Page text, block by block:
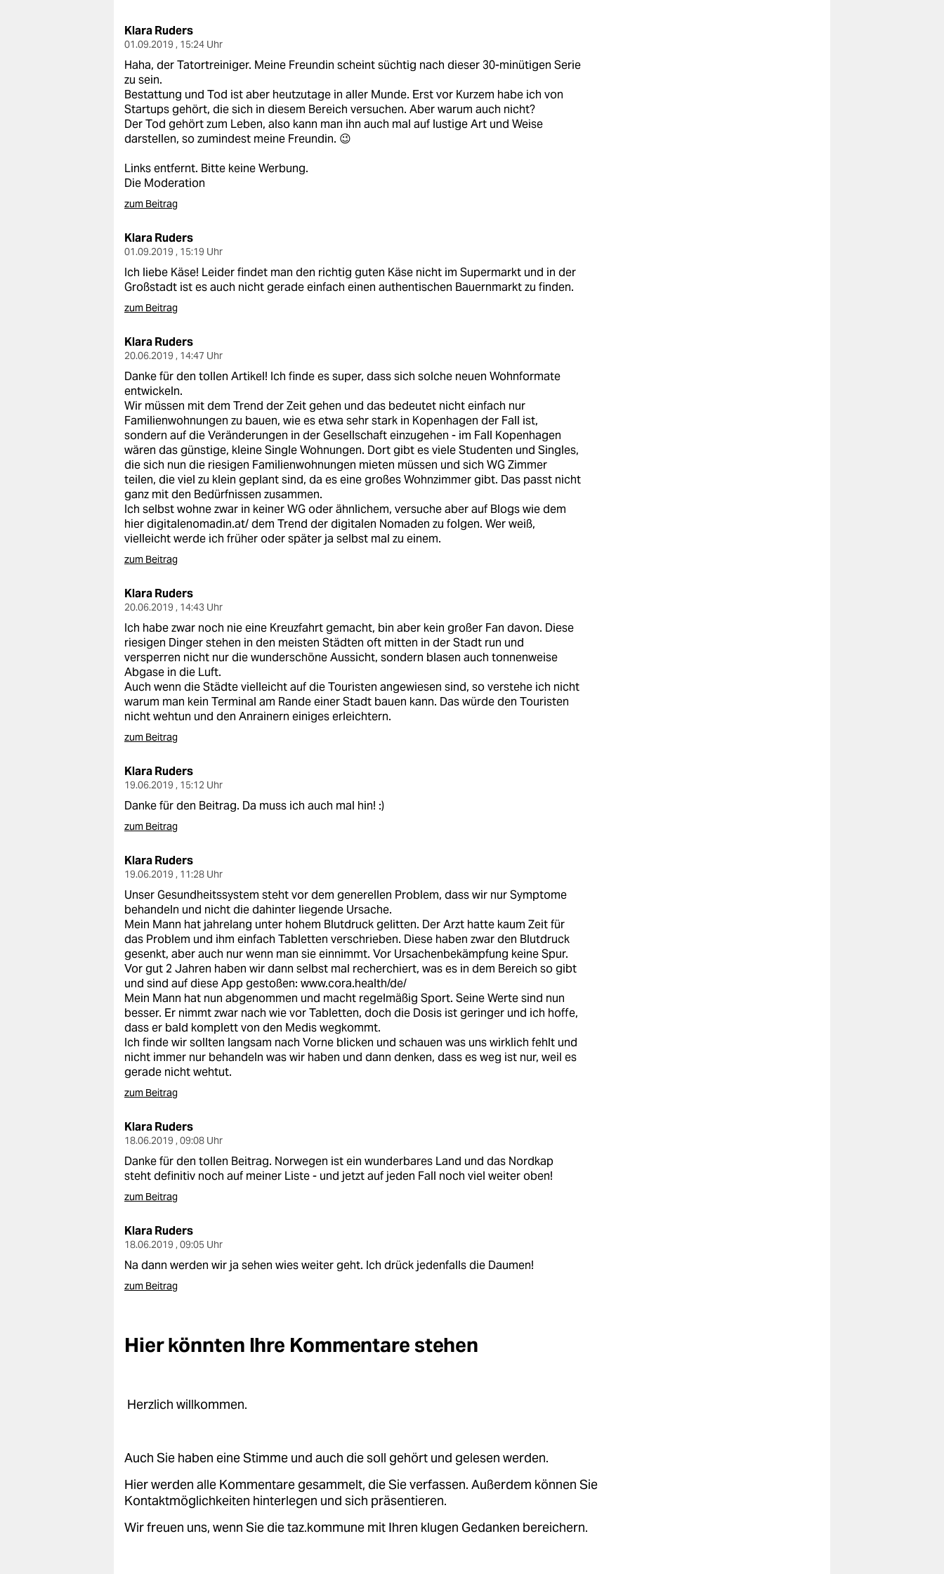
nord
wahrheit
verlag
verlag
shop
fragen & hilfe
unterstützen
genossenschaft
epaper login
Klara Ruders
01.09.2019 , 15:24 Uhr
Haha, der Tatortreiniger. Meine Freundin scheint süchtig nach dieser 30-minütigen Serie
zu sein.
Bestattung und Tod ist aber heutzutage in aller Munde. Erst vor Kurzem habe ich von
Startups gehört, die sich in diesem Bereich versuchen. Aber warum auch nicht?
Der Tod gehört zum Leben, also kann man ihn auch mal auf lustige Art und Weise
darstellen, so zumindest meine Freundin. 😉
Links entfernt. Bitte keine Werbung.
Die Moderation
zum Beitrag
Klara Ruders
01.09.2019 , 15:19 Uhr
Ich liebe Käse! Leider findet man den richtig guten Käse nicht im Supermarkt und in der
Großstadt ist es auch nicht gerade einfach einen authentischen Bauernmarkt zu finden.
zum Beitrag
Klara Ruders
20.06.2019 , 14:47 Uhr
Danke für den tollen Artikel! Ich finde es super, dass sich solche neuen Wohnformate
entwickeln.
Wir müssen mit dem Trend der Zeit gehen und das bedeutet nicht einfach nur
Familienwohnungen zu bauen, wie es etwa sehr stark in Kopenhagen der Fall ist,
sondern auf die Veränderungen in der Gesellschaft einzugehen - im Fall Kopenhagen
wären das günstige, kleine Single Wohnungen. Dort gibt es viele Studenten und Singles,
die sich nun die riesigen Familienwohnungen mieten müssen und sich WG Zimmer
teilen, die viel zu klein geplant sind, da es eine großes Wohnzimmer gibt. Das passt nicht
ganz mit den Bedürfnissen zusammen.
Ich selbst wohne zwar in keiner WG oder ähnlichem, versuche aber auf Blogs wie dem
hierdigitalenomadin.at/dem Trend der digitalen Nomaden zu folgen. Wer weiß,
vielleicht werde ich früher oder später ja selbst mal zu einem.
zum Beitrag
Klara Ruders
20.06.2019 , 14:43 Uhr
Ich habe zwar noch nie eine Kreuzfahrt gemacht, bin aber kein großer Fan davon. Diese
riesigen Dinger stehen in den meisten Städten oft mitten in der Stadt run und
versperren nicht nur die wunderschöne Aussicht, sondern blasen auch tonnenweise
Abgase in die Luft.
Auch wenn die Städte vielleicht auf die Touristen angewiesen sind, so verstehe ich nicht
warum man kein Terminal am Rande einer Stadt bauen kann. Das würde den Touristen
nicht wehtun und den Anrainern einiges erleichtern.
zum Beitrag
Klara Ruders
19.06.2019 , 15:12 Uhr
Danke für den Beitrag. Da muss ich auch mal hin! :)
zum Beitrag
Klara Ruders
19.06.2019 , 11:28 Uhr
Unser Gesundheitssystem steht vor dem generellen Problem, dass wir nur Symptome
behandeln und nicht die dahinter liegende Ursache.
Mein Mann hat jahrelang unter hohem Blutdruck gelitten. Der Arzt hatte kaum Zeit für
das Problem und ihm einfach Tabletten verschrieben. Diese haben zwar den Blutdruck
gesenkt, aber auch nur wenn man sie einnimmt. Vor Ursachenbekämpfung keine Spur.
Vor gut 2 Jahren haben wir dann selbst mal recherchiert, was es in dem Bereich so gibt
und sind auf diese App gestoßen: www.cora.health/de/
Mein Mann hat nun abgenommen und macht regelmäßig Sport. Seine Werte sind nun
besser. Er nimmt zwar nach wie vor Tabletten, doch die Dosis ist geringer und ich hoffe,
dass er bald komplett von den Medis wegkommt.
Ich finde wir sollten langsam nach Vorne blicken und schauen was uns wirklich fehlt und
nicht immer nur behandeln was wir haben und dann denken, dass es weg ist nur, weil es
gerade nicht wehtut.
zum Beitrag
Klara Ruders
18.06.2019 , 09:08 Uhr
Danke für den tollen Beitrag. Norwegen ist ein wunderbares Land und das Nordkap
steht definitiv noch auf meiner Liste - und jetzt auf jeden Fall noch viel weiter oben!
zum Beitrag
Klara Ruders
18.06.2019 , 09:05 Uhr
Na dann werden wir ja sehen wies weiter geht. Ich drück jedenfalls die Daumen!
zum Beitrag
Hier könnten Ihre Kommentare stehen
Herzlich willkommen.
Auch Sie haben eine Stimme und auch die soll gehört und gelesen werden.
Hier werden alle Kommentare gesammelt, die Sie verfassen. Außerdem können Sie
Kontaktmöglichkeiten hinterlegen und sich präsentieren.
Wir freuen uns, wenn Sie die taz.kommune mit Ihren klugen Gedanken bereichern.